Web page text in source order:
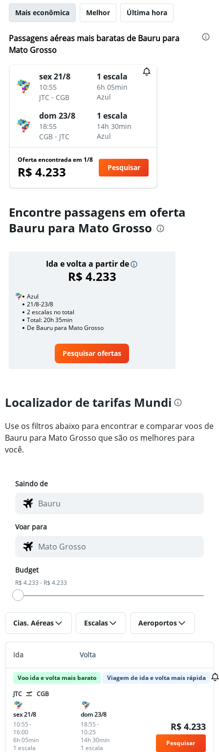
Mais econômica Melhor Última hora
Passagens aéreas mais baratas de Bauru para
Mato Grosso
sex 21/8
10:55
JTC - CGB
1 escala
6h 05min
Azul
dom 23/8
18:55
CGB - JTC
1 escala
14h 30min
Azul
Oferta encontrada em 1/8
R$ 4.233 Pesquisar
Encontre passagens em oferta
Bauru para Mato Grosso
Ida e volta a partir de
R$ 4.233
Azul
21/8-23/8
2 escalas no total
Total: 20h 35min
De Bauru para Mato Grosso
Pesquisar ofertas
Localizador de tarifas Mundi
Use os filtros abaixo para encontrar e comparar voos de
Bauru para Mato Grosso que são os melhores para
você.
Saindo de
Voar para
Budget
R$ 4.233 - R$ 4.233
Cias. Aéreas Escalas Aeroportos
Ida Volta
Voo ida e volta mais barato
Viagem de ida e volta mais rápida
JTC
CGB
sex 21/8
10:55-
16:00
1 escala
6h 05min
dom 23/8
18:55-
10:25
1 escala
14h 30min
R$ 4.233
Pesquisar